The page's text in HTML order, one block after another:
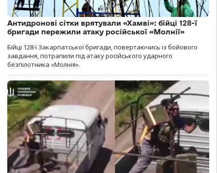
Антидронові сітки врятували «Хамві»: бійці 128-ї
бригади пережили атаку російської «Молнії»
Бійці 128-ї Закарпатської бригади, повертаючись із бойового
завдання, потрапили під атаку російського ударного
безпілотника «Молнія».